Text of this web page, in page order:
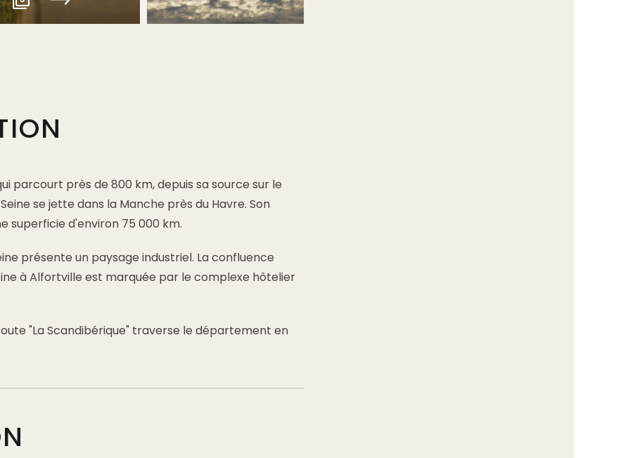
parcourt près de 800 km, depuis sa source sur le
se jette dans la Manche près du Havre. Son
superficie d'environ 75 000 km.
présente un paysage industriel. La confluence
à Alfortville est marquée par le complexe hôtelier
"La Scandibérique" traverse le département en